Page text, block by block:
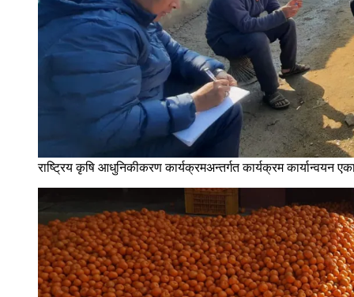
राष्ट्रिय कृषि आधुनिकीकरण कार्यक्रमअन्तर्गत कार्यक्रम कार्यान्वयन